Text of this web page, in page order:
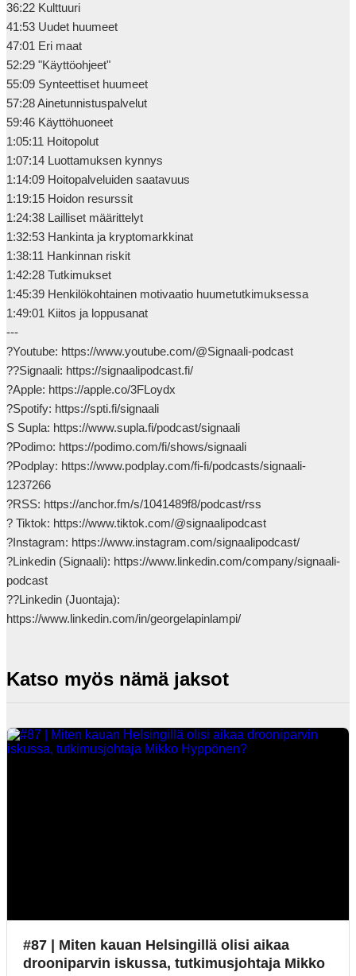
36:22 Kulttuuri
41:53 Uudet huumeet
47:01 Eri maat
52:29 "Käyttöohjeet"
55:09 Synteettiset huumeet
57:28 Ainetunnistuspalvelut
59:46 Käyttöhuoneet
1:05:11 Hoitopolut
1:07:14 Luottamuksen kynnys
1:14:09 Hoitopalveluiden saatavuus
1:19:15 Hoidon resurssit
1:24:38 Lailliset määrittelyt
1:32:53 Hankinta ja kryptomarkkinat
1:38:11 Hankinnan riskit
1:42:28 Tutkimukset
1:45:39 Henkilökohtainen motivaatio huumetutkimuksessa
1:49:01 Kiitos ja loppusanat
---
?Youtube: https://www.youtube.com/@Signaali-podcast
??Signaali: https://signaalipodcast.fi/
?Apple: https://apple.co/3FLoydx
?Spotify: https://spti.fi/signaali
S Supla: https://www.supla.fi/podcast/signaali
?Podimo: https://podimo.com/fi/shows/signaali
?Podplay: https://www.podplay.com/fi-fi/podcasts/signaali-
1237266
?RSS: https://anchor.fm/s/1041489f8/podcast/rss
? Tiktok: https://www.tiktok.com/@signaalipodcast
?Instagram: https://www.instagram.com/signaalipodcast/
?Linkedin (Signaali): https://www.linkedin.com/company/signaali-
podcast
??Linkedin (Juontaja):
https://www.linkedin.com/in/georgelapinlampi/
Katso myös nämä jaksot
#87 | Miten kauan Helsingillä olisi aikaa
drooniparvin iskussa, tutkimusjohtaja Mikko